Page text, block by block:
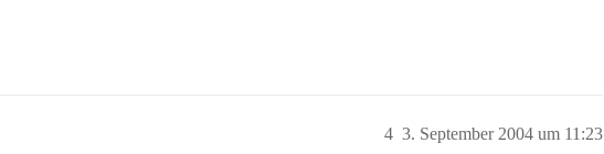
3. September 2004 um 11:23
4